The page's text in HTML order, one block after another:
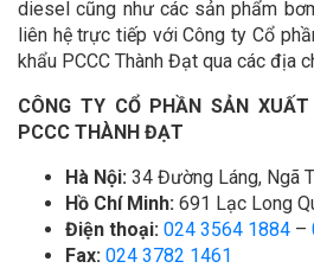
diesel cũng như các sản phẩm
liên hệ trực tiếp với Công ty Cổ
khẩu PCCC Thành Đạt qua các địa
CÔNG TY CỔ PHẦN SẢN
PCCC THÀNH ĐẠT
Hà Nội: 34 Đường Láng, Ngã
Hồ Chí Minh: 691 Lạc Long
Điện thoại: 024 3564 1884 –
Fax: 024 3782 1461